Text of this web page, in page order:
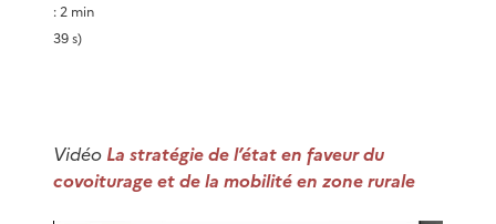
i
: 2 min
39 s)
Vidéo La stratégie de l’état en faveur du
covoiturage et de la mobilité en zone rurale